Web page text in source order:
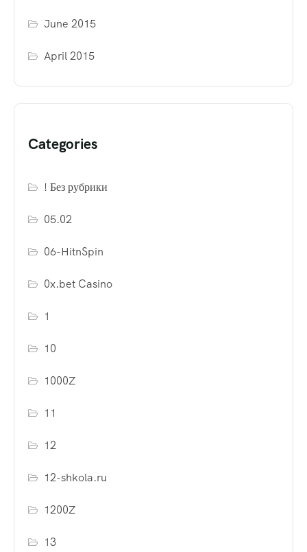
June 2015
April 2015
Categories
! Без рубрики
05.02
06-HitnSpin
0x.bet Casino
1
10
1000Z
11
12
12-shkola.ru
1200Z
13